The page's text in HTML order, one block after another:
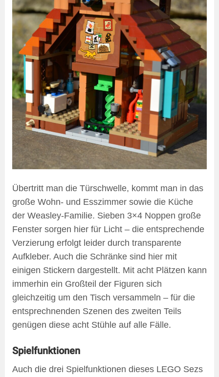
Übertritt man die Türschwelle, kommt man in das
große Wohn- und Esszimmer sowie die Küche
der Weasley-Familie. Sieben 3×4 Noppen große
Fenster sorgen hier für Licht – die entsprechende
Verzierung erfolgt leider durch transparente
Aufkleber. Auch die Schränke sind hier mit
einigen Stickern dargestellt. Mit acht Plätzen kann
immerhin ein Großteil der Figuren sich
gleichzeitig um den Tisch versammeln – für die
entsprechnenden Szenen des zweiten Teils
genügen diese acht Stühle auf alle Fälle.
Spielfunktionen
Auch die drei Spielfunktionen dieses LEGO Sezs